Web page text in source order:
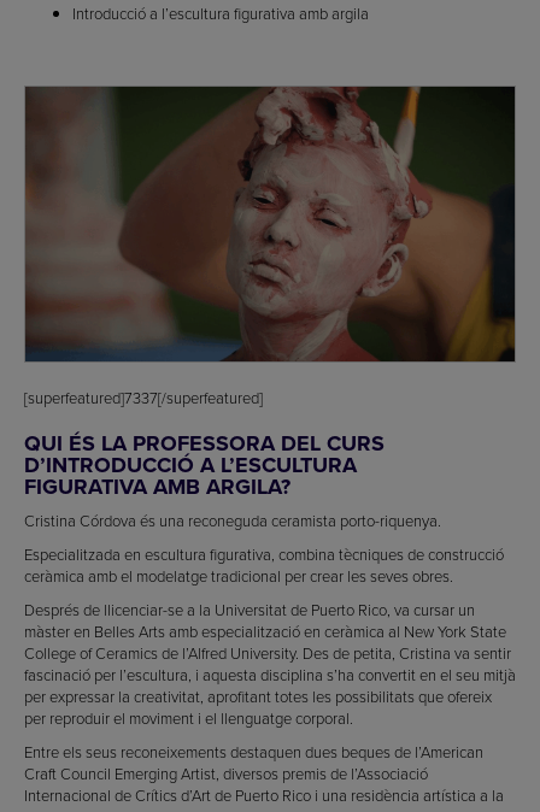
Introducció a l’escultura figurativa amb argila
[superfeatured]7337[/superfeatured]
QUI ÉS LA PROFESSORA DEL CURS
D’INTRODUCCIÓ A L’ESCULTURA
FIGURATIVA AMB ARGILA?
Cristina Córdova és una reconeguda ceramista porto-riquenya.
Especialitzada en escultura figurativa, combina tècniques de construcció
ceràmica amb el modelatge tradicional per crear les seves obres.
Després de llicenciar-se a la Universitat de Puerto Rico, va cursar un
màster en Belles Arts amb especialització en ceràmica al New York State
College of Ceramics de l’Alfred University. Des de petita, Cristina va sentir
fascinació per l’escultura, i aquesta disciplina s’ha convertit en el seu mitjà
per expressar la creativitat, aprofitant totes les possibilitats que ofereix
per reproduir el moviment i el llenguatge corporal.
Entre els seus reconeixements destaquen dues beques de l’American
Craft Council Emerging Artist, diversos premis de l’Associació
Internacional de Crítics d’Art de Puerto Rico i una residència artística a la